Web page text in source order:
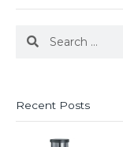
Search
Recent Posts